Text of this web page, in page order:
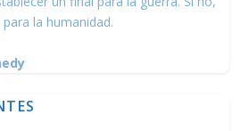
la humanidad.